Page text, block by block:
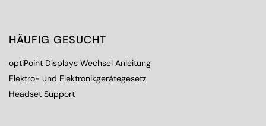
HÄUFIG GESUCHT
optiPoint Displays Wechsel Anleitung
Elektro- und Elektronikgerätegesetz
Headset Support